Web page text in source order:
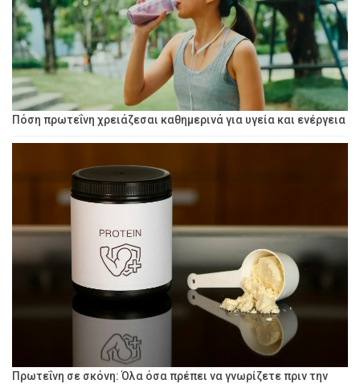
Πόση πρωτεΐνη χρειάζεσαι καθημερινά για υγεία και ενέργεια
Πρωτεΐνη σε σκόνη: Όλα όσα πρέπει να γνωρίζετε πριν την